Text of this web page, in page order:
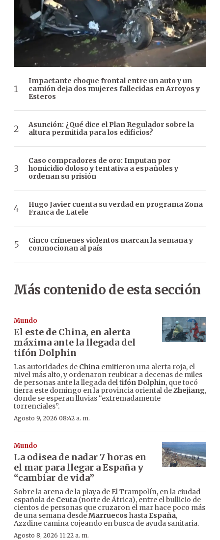
Impactante choque frontal entre un auto y un
camión deja dos mujeres fallecidas en Arroyos y
Esteros
Asunción: ¿Qué dice el Plan Regulador sobre la
altura permitida para los edificios?
Caso compradores de oro: Imputan por
homicidio doloso y tentativa a españoles y
ordenan su prisión
Hugo Javier cuenta su verdad en programa Zona
Franca de Latele
Cinco crímenes violentos marcan la semana y
conmocionan al país
Más contenido de esta sección
Mundo
El este de China, en alerta
máxima ante la llegada del
tifón Dolphin
Las autoridades de China emitieron una alerta roja, el
nivel más alto, y ordenaron reubicar a decenas de miles
de personas ante la llegada del tifón Dolphin, que tocó
tierra este domingo en la provincia oriental deZhejiang,
donde se esperan lluvias “extremadamente
torrenciales”.
Agosto 9, 2026 08:42 a. m.
Mundo
La odisea de nadar 7 horas en
el mar para llegar a España y
“cambiar de vida”
Sobre la arena de la playa de El Trampolín, en la ciudad
española de Ceuta (norte de África), entre el bullicio de
cientos de personas que cruzaron el mar hace poco más
de una semana desdeMarruecos hasta España,
Azzdine camina cojeando en busca de ayuda sanitaria.
Agosto 8, 2026 11:22 a. m.